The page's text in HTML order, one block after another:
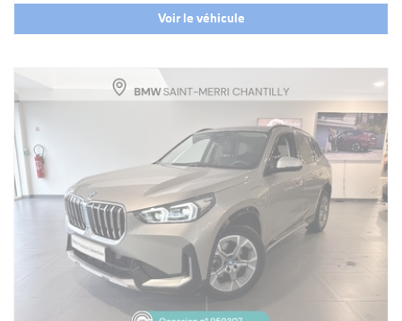
Voir le véhicule